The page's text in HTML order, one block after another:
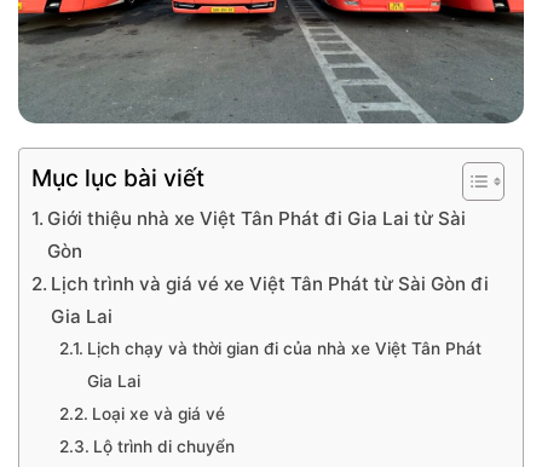
Mục lục bài viết
Giới thiệu nhà xe Việt Tân Phát đi Gia Lai từ Sài
Gòn
Lịch trình và giá vé xe Việt Tân Phát từ Sài Gòn đi
Gia Lai
Lịch chạy và thời gian đi của nhà xe Việt Tân Phát
Gia Lai
Loại xe và giá vé
Lộ trình di chuyển